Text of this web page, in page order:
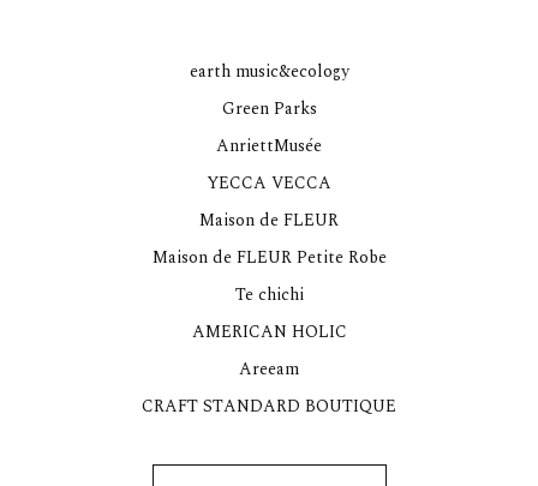
earth music&ecology
Green Parks
AnriettMusée
YECCA VECCA
Maison de FLEUR
Maison de FLEUR Petite Robe
Te chichi
AMERICAN HOLIC
Areeam
CRAFT STANDARD BOUTIQUE